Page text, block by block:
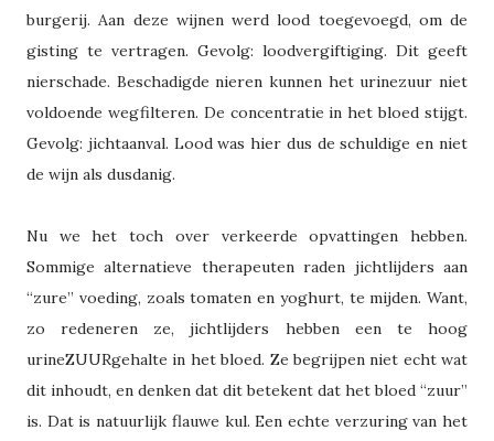
burgerij. Aan deze wijnen werd lood toegevoegd, om de
gisting te vertragen. Gevolg: loodvergiftiging. Dit geeft
nierschade. Beschadigde nieren kunnen het urinezuur niet
voldoende wegfilteren. De concentratie in het bloed stijgt.
Gevolg: jichtaanval. Lood was hier dus de schuldige en niet
de wijn als dusdanig.
Nu we het toch over verkeerde opvattingen hebben.
Sommige alternatieve therapeuten raden jichtlijders aan
“zure” voeding, zoals tomaten en yoghurt, te mijden. Want,
zo redeneren ze, jichtlijders hebben een te hoog
urineZUURgehalte in het bloed. Ze begrijpen niet echt wat
dit inhoudt, en denken dat dit betekent dat het bloed “zuur”
is. Dat is natuurlijk flauwe kul. Een echte verzuring van het